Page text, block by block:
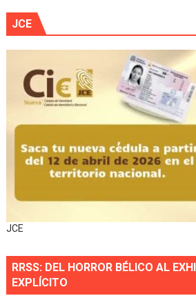
JCE
JCE
RRSS: DEL HORROR BÉLICO AL
EXPLÍCITO